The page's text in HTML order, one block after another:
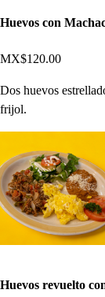
Huevos con
MX$120.00
Dos huevos
frijol.
Huevos revuelto